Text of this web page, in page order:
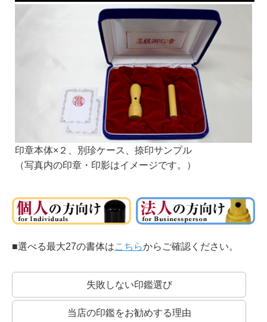
印章本体×２、別珍ケース、捺印サンプル
（写真内の印章・印影はイメージです。）
■選べる最大27の書体はこちらからご確認ください。
失敗しない印鑑選び
当店の印鑑をお勧めする理由